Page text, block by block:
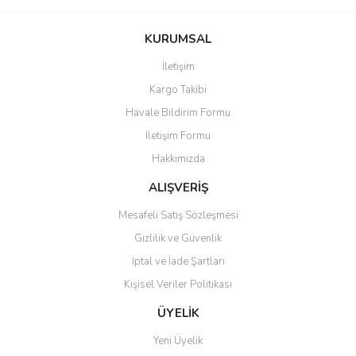
Bu ürüne ilk yorumu siz yapın!
Ürün resmi kalitesiz, bozuk veya görüntülenemiyor.
Ürün açıklamasında eksik bilgiler bulunuyor.
Ürün bilgilerinde hatalar bulunuyor.
Ürün fiyatı diğer sitelerden daha pahalı.
Bu ürüne benzer farklı alternatifler olmalı.
Gönder
KURUMSAL
İletişim
Kargo Takibi
Havale Bildirim Formu
İletişim Formu
Hakkımızda
ALIŞVERİŞ
Mesafeli Satış Sözleşmesi
Gizlilik ve Güvenlik
İptal ve İade Şartları
Kişisel Veriler Politikası
ÜYELİK
Yeni Üyelik